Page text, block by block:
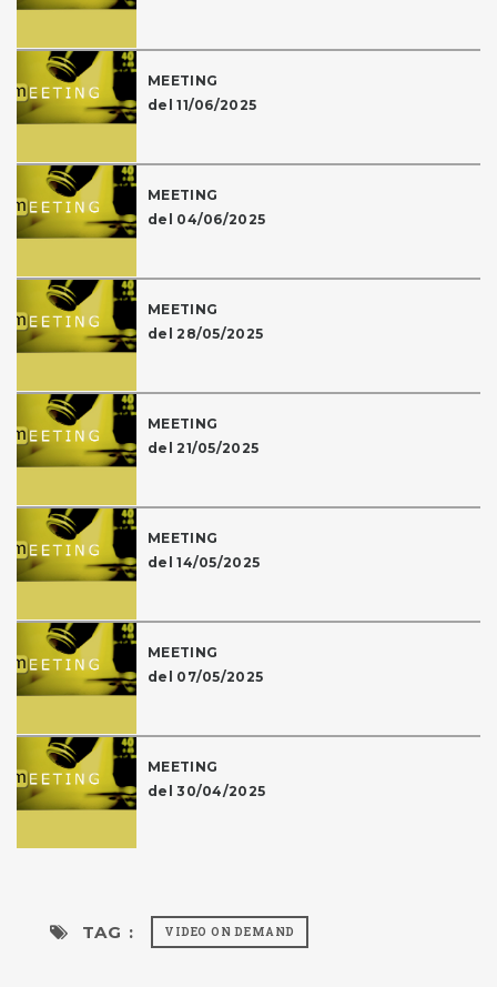
MEETING
del 11/06/2025
MEETING
del 04/06/2025
MEETING
del 28/05/2025
MEETING
del 21/05/2025
MEETING
del 14/05/2025
MEETING
del 07/05/2025
MEETING
del 30/04/2025
TAG : VIDEO ON DEMAND